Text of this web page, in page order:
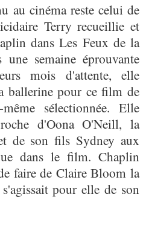
au cinéma reste celui de
Terry recueillie et
dans Les Feux de la
semaine éprouvante
mois d'attente, elle
ballerine pour ce film de
sélectionnée. Elle
d'Oona O'Neill, la
de son fils Sydney aux
dans le film. Chaplin
faire de Claire Bloom la
pour elle de son